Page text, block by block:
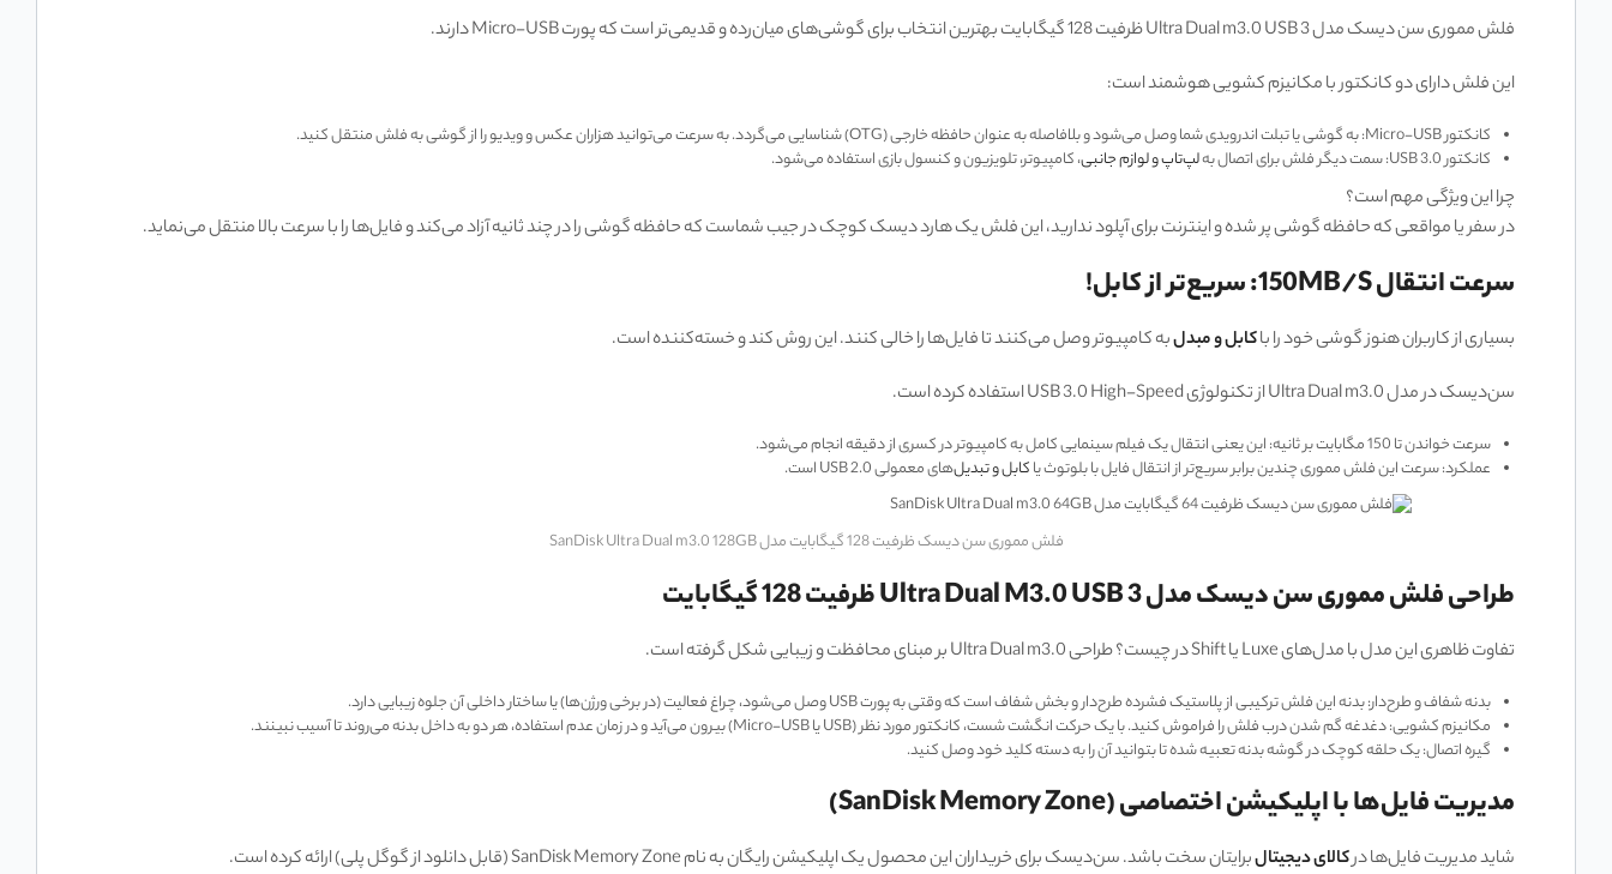
فلش مموری سن دیسک مدل Ultra Dual m3.0 USB 3 ظرفیت 128 گیگابایت بهترین انتخاب برای گوشی‌های میان‌رده و قدیمی‌تر است که پورت Micro-USB دارند.
این فلش دارای دو کانکتور با مکانیزم کشویی هوشمند است:
کانکتور Micro-USB: به گوشی یا تبلت اندرویدی شما وصل می‌شود و بلافاصله به عنوان حافظه خارجی (OTG) شناسایی می‌گردد. به سرعت می‌توانید هزاران عکس و ویدیو را از گوشی به فلش منتقل کنید.
کانکتور USB 3.0: سمت دیگر فلش برای اتصال به
لپ‌تاپ و لوازم جانبی، کامپیوتر، تلویزیون و کنسول بازی استفاده می‌شود.
چرا این ویژگی مهم است؟
در سفر یا مواقعی که حافظه گوشی پر شده و اینترنت برای آپلود ندارید، این فلش یک هارد دیسک کوچک در جیب شماست که حافظه گوشی را در چند ثانیه آزاد می‌کند و فایل‌ها را با سرعت بالا منتقل می‌نماید.
سرعت انتقال 150MB/s: سریع‌تر از کابل!
بسیاری از کاربران هنوز گوشی خود را باکابل و مبدلبه کامپیوتر وصل می‌کنند تا فایل‌ها را خالی کنند. این روش کند و خسته‌کننده است.
سن‌دیسک در مدل Ultra Dual m3.0 از تکنولوژی USB 3.0 High-Speed استفاده کرده است.
سرعت خواندن تا 150 مگابایت بر ثانیه: این یعنی انتقال یک فیلم سینمایی کامل به کامپیوتر در کسری از دقیقه انجام می‌شود.
عملکرد: سرعت این فلش مموری چندین برابر سریع‌تر از انتقال فایل با بلوتوث یاکابل و تبدیل‌های معمولی USB 2.0 است.
فلش مموری سن دیسک ظرفیت 128 گیگابایت مدل SanDisk Ultra Dual m3.0 128GB
طراحی فلش مموری سن دیسک مدل Ultra Dual M3.0 USB 3 ظرفیت 128 گیگابایت
تفاوت ظاهری این مدل با مدل‌های Luxe یا Shift در چیست؟ طراحی Ultra Dual m3.0 بر مبنای محافظت و زیبایی شکل گرفته است.
بدنه شفاف و طرح‌دار: بدنه این فلش ترکیبی از پلاستیک فشرده طرح‌دار و بخش شفاف است که وقتی به پورت USB وصل می‌شود، چراغ فعالیت (در برخی ورژن‌ها) یا ساختار داخلی آن جلوه زیبایی دارد.
مکانیزم کشویی: دغدغه گم شدن درب فلش را فراموش کنید. با یک حرکت انگشت شست، کانکتور مورد نظر (USB یا Micro-USB) بیرون می‌آید و در زمان عدم استفاده، هر دو به داخل بدنه می‌روند تا آسیب نبینند.
گیره اتصال: یک حلقه کوچک در گوشه بدنه تعبیه شده تا بتوانید آن را به دسته کلید خود وصل کنید.
مدیریت فایل‌ها با اپلیکیشن اختصاصی (SanDisk Memory Zone)
شاید مدیریت فایل‌ها درکالای دیجیتالبرایتان سخت باشد. سن‌دیسک برای خریداران این محصول یک اپلیکیشن رایگان به نام SanDisk Memory Zone (قابل دانلود از گوگل پلی) ارائه کرده است.